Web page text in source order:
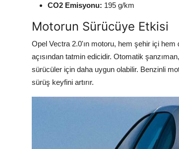
CO2 Emisyonu: 195 g/km
Motorun Sürücüye Etkisi
Opel Vectra 2.0'ın motoru, hem şehir içi hem
açısından tatmin edicidir. Otomatik
sürücüler için daha uygun olabilir. Benzinli
sürüş keyfini artırır.